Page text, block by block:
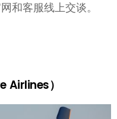
和客服线上交谈。
Airlines）